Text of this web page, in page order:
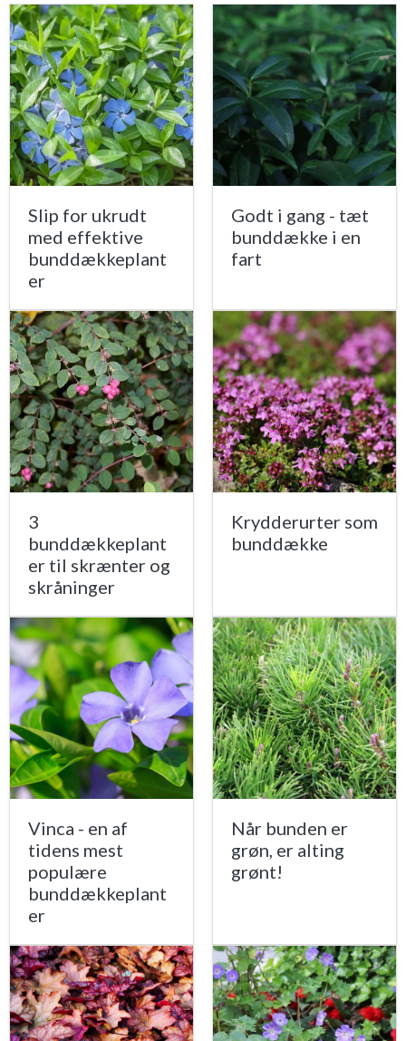
Slip for ukrudt
med effektive
bunddækkeplant
er
Godt i gang - tæt
bunddække i en
fart
3
bunddækkeplant
er til skrænter og
skråninger
Krydderurter som
bunddække
Vinca - en af
tidens mest
populære
bunddækkeplant
er
Når bunden er
grøn, er alting
grønt!